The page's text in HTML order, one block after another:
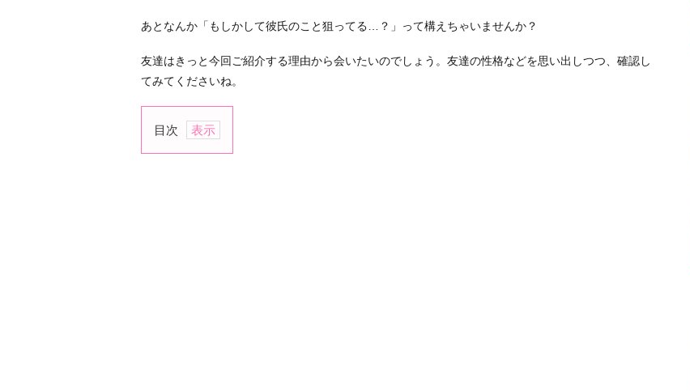
あとなんか「もしかして彼氏のこと狙ってる…？」って構えちゃいませんか？
友達はきっと今回ご紹介する理由から会いたいのでしょう。友達の性格などを思い出しつつ、確認し
てみてくださいね。
目次
1.